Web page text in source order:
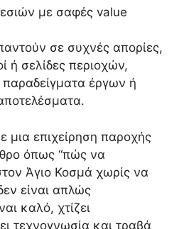
με σαφές value
σε συχνές απορίες,
ή σελίδες περιοχών,
έργων ή
μια επιχείρηση παροχής
όπως “πώς να
Άγιο Κοσμά χωρίς να
είναι απλώς
καλό, χτίζει
τεχνογνωσία και τραβά